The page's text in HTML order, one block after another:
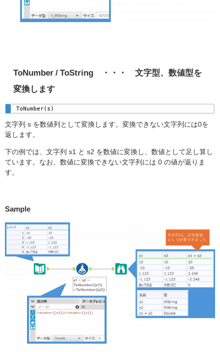
ToNumber / ToString ・・・ 文字型、数値型を
変換します
ToNumber(s)
文字列 s を数値列として変換します。変換できない文字列には0を
返します。
下の例では、文字列 s1 と s2 を数値に変換し、数値として足し算し
ています。なお、数値に変換できない文字列には 0 の値が返りま
す。
Sample